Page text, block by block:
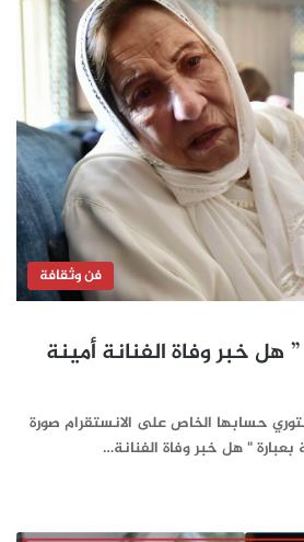
فن وثقافة
خبر وفاة الفنانة أمينة
حسابها الخاص على الانستقرام صورة
" هل خبر وفاة الفنانة…